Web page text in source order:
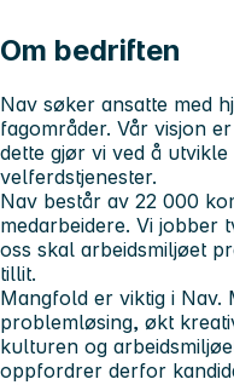
Om bedriften
Nav søker ansatte med
fagområder. Vår visjon
dette gjør vi ved å
velferdstjenester.
Nav består av 22 000
medarbeidere. Vi jobber
oss skal arbeidsmiljøet
tillit.
Mangfold er viktig i
problemløsing, økt
kulturen og
oppfordrer derfor